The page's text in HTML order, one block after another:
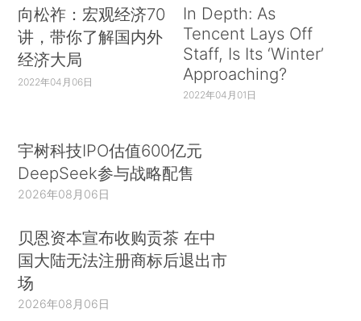
向松祚：宏观经济70
讲，带你了解国内外
经济大局
2022年04月06日
In Depth: As
Tencent Lays Off
Staff, Is Its ‘Winter’
Approaching?
2022年04月01日
宇树科技IPO估值600亿元
DeepSeek参与战略配售
2026年08月06日
贝恩资本宣布收购贡茶 在中
国大陆无法注册商标后退出市
场
2026年08月06日